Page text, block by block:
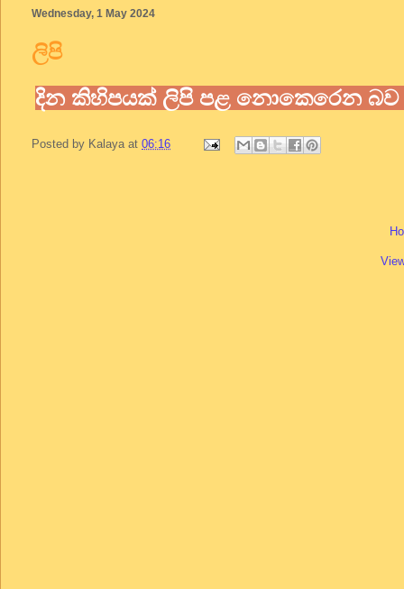
Wednesday, 1 May 2024
ලිපි
දින කිහිපයක් ලිපි පළ නොකෙරෙන
Posted by Kalaya at 06:16